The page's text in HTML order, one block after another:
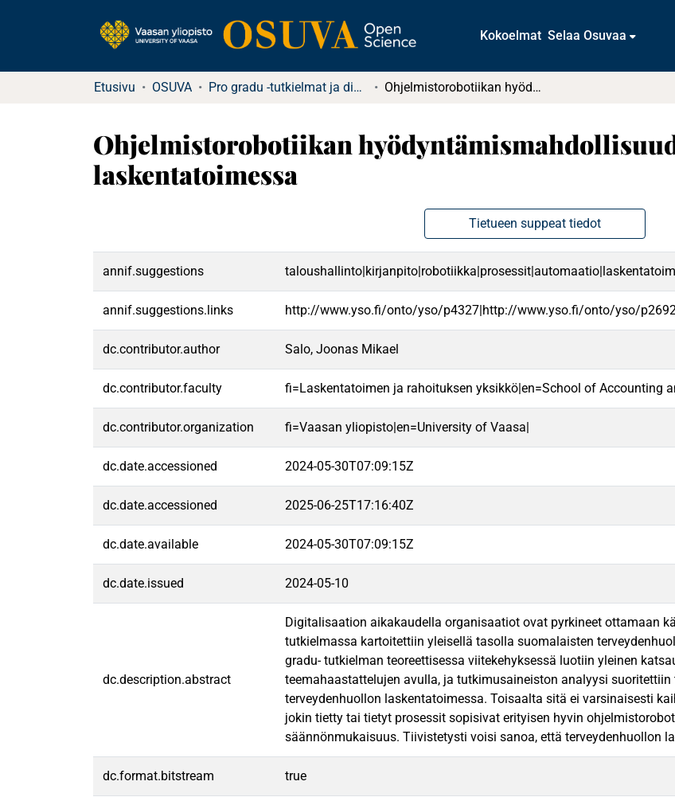
Kokoelmat Selaa Osuvaa
Etusivu OSUVA Pro gradu -tutkielmat ja diplomityöt Ohjelmistorobotiikan hyödyntämismahdollisuudet terveydenhuollon laskentatoimessa
Ohjelmistorobotiikan
laskentatoimessa
Tietueen suppeat tiedot
annif.suggestions
annif.suggestions.links http://www.yso.fi/onto/yso/p4327|http://www.yso.fi/onto/yso/
dc.contributor.author Salo, Joonas Mikael
dc.contributor.faculty fi=Laskentatoimen ja rahoituksen yksikkö|en=School of Accounting
dc.contributor.organization fi=Vaasan yliopisto|en=University of Vaasa|
dc.date.accessioned 2024-05-30T07:09:15Z
dc.date.accessioned 2025-06-25T17:16:40Z
dc.date.available 2024-05-30T07:09:15Z
dc.date.issued 2024-05-10
dc.description.abstract
Digitalisaation aikakaudella organisaatiot ovat pyrkineet ottamaan
tutkielmassa kartoitettiin yleisellä tasolla suomalaisten
gradu- tutkielman teoreettisessa viitekehyksessä luotiin yleinen
teemahaastattelujen avulla, ja tutkimusaineiston analyysi
terveydenhuollon laskentatoimessa. Toisaalta sitä ei varsinaisesti
jokin tietty tai tietyt prosessit sopisivat erityisen hyvin
säännönmukaisuus. Tiivistetysti voisi sanoa, että terveydenhuollon
dc.format.bitstream true